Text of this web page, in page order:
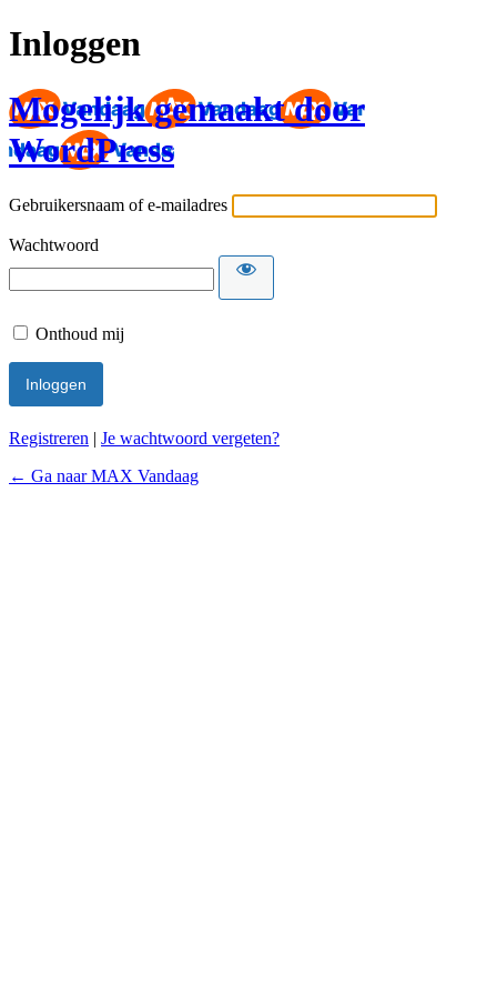
Inloggen
Mogelijk gemaakt door
WordPress
Gebruikersnaam of e-mailadres
Wachtwoord
Onthoud mij
Registreren | Je wachtwoord vergeten?
← Ga naar MAX Vandaag